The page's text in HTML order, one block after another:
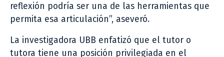
reflexión podría ser una de las herramientas que
permita esa articulación”, aseveró.
La investigadora UBB enfatizó que el tutor o
tutora tiene una posición privilegiada en el